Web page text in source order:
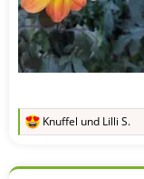
R
k
Knuffel und Lilli S.